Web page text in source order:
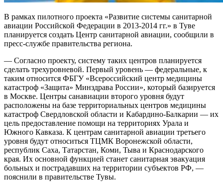
В рамках пилотного проекта «Развитие системы санитарной
авиации Российской Федерации в 2013-2014 гг.» в Туве
планируется создать Центр санитарной авиации, сообщили в
пресс-службе правительства региона.
— Согласно проекту, систему таких центров планируется
сделать трехуровневой. Первый уровень — федеральные, к
таким относится ФБГУ «Всероссийский центр медицины
катастроф «Защита» Минздрава России», который базируется
в Москве. Центры санавиации второго уровня будут
расположены на базе территориальных центров медицины
катастроф Свердловской области и Кабардино-Балкарии — их
цель предоставление помощи на территориях Урала и
Южного Кавказа. К центрам санитарной авиации третьего
уровня будут относиться ТЦМК Воронежской области,
республик Саха, Татарстан, Коми, Тыва и Краснодарского
края. Их основной функцией станет санитарная эвакуация
больных и пострадавших на территории субъектов РФ, —
пояснили в правительстве Тувы.